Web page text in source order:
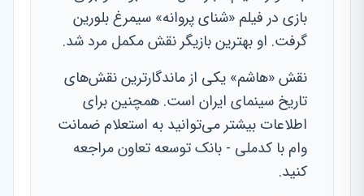
بازی در فیلم «شنای پروانه» سیمرغ بلورین
گرفت. او بهترین بازیگر نقش مکمل مرد شد.
نقش «هاشم» یکی از ماندگارترین نقش‌های
تاریخ سینمای ایران است. همچنین برای
اطلاعات بیشتر می‌توانید به استعلام ضمانت
وام با کدملی - بانک توسعه تعاون مراجعه
کنید.